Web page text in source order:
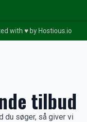
with ♥️ by Hostious.io
tilbud
du søger, så giver vi